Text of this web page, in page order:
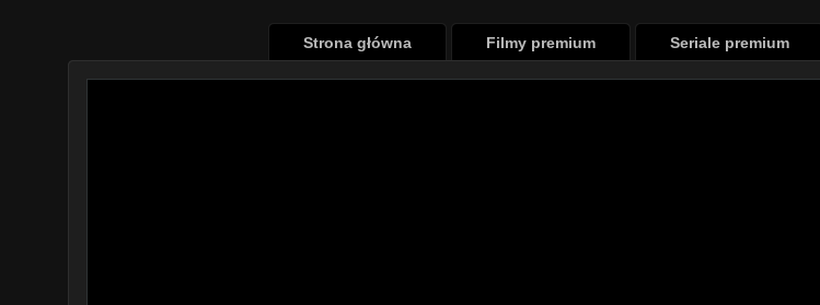
Strona główna Filmy premium Seriale premium